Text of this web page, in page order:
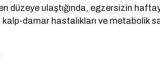
düzeye ulaştığında, egzersizin
kalp-damar hastalıkları ve metabolik